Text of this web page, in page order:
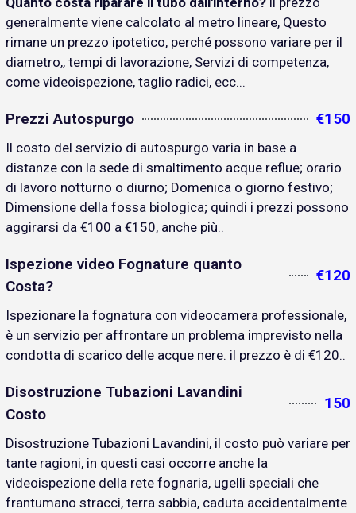
generalmente viene calcolato al metro lineare, Questo
rimane un prezzo ipotetico, perché possono variare per il
diametro,, tempi di lavorazione, Servizi di competenza,
come videoispezione, taglio radici, ecc...
Prezzi Autospurgo €150
Il costo del servizio di autospurgo varia in base a
distanze con la sede di smaltimento acque reflue; orario
di lavoro notturno o diurno; Domenica o giorno festivo;
Dimensione della fossa biologica; quindi i prezzi possono
aggirarsi da €100 a €150, anche più..
Ispezione video Fognature quanto
Costa?
€120
Ispezionare la fognatura con videocamera professionale,
è un servizio per affrontare un problema imprevisto nella
condotta di scarico delle acque nere. il prezzo è di €120..
Disostruzione Tubazioni Lavandini
Costo
150
Disostruzione Tubazioni Lavandini, il costo può variare per
tante ragioni, in questi casi occorre anche la
videoispezione della rete fognaria, ugelli speciali che
frantumano stracci, terra sabbia, caduta accidentalmente